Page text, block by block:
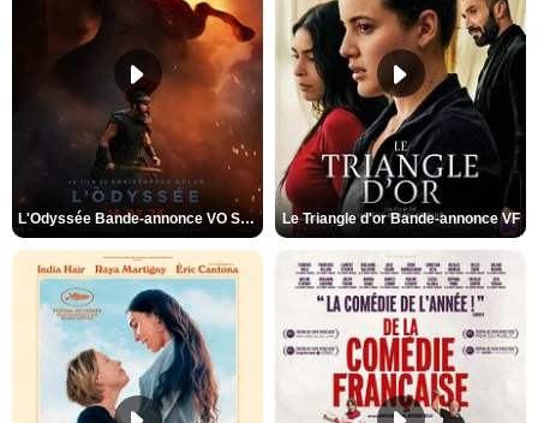
L'Odyssée Bande-annonce VO STFR Le Triangle d'or Bande-annonce VF